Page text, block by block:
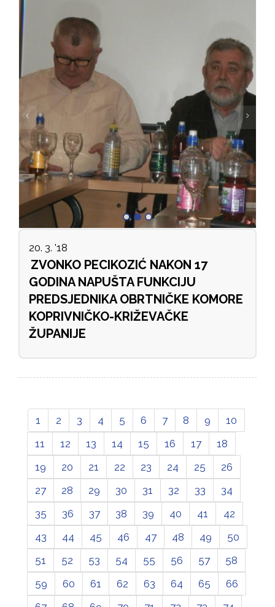
20. 3. '18
ZVONKO PECIKOZIĆ NAKON 17
GODINA NAPUŠTA FUNKCIJU
PREDSJEDNIKA OBRTNIČKE KOMORE
KOPRIVNIČKO-KRIŽEVAČKE
ŽUPANIJE
1 2 3 4 5 6 7 8 9
10
11
12 13 14 15 16 17
18
19
20 21 22 23 24 25
26
27
28 29 30 31 32 33
34
35
36 37 38 39 40 41
42
43
44 45 46 47 48 49
50
51
52 53 54 55 56 57
58
59
60 61 62 63 64 65
66